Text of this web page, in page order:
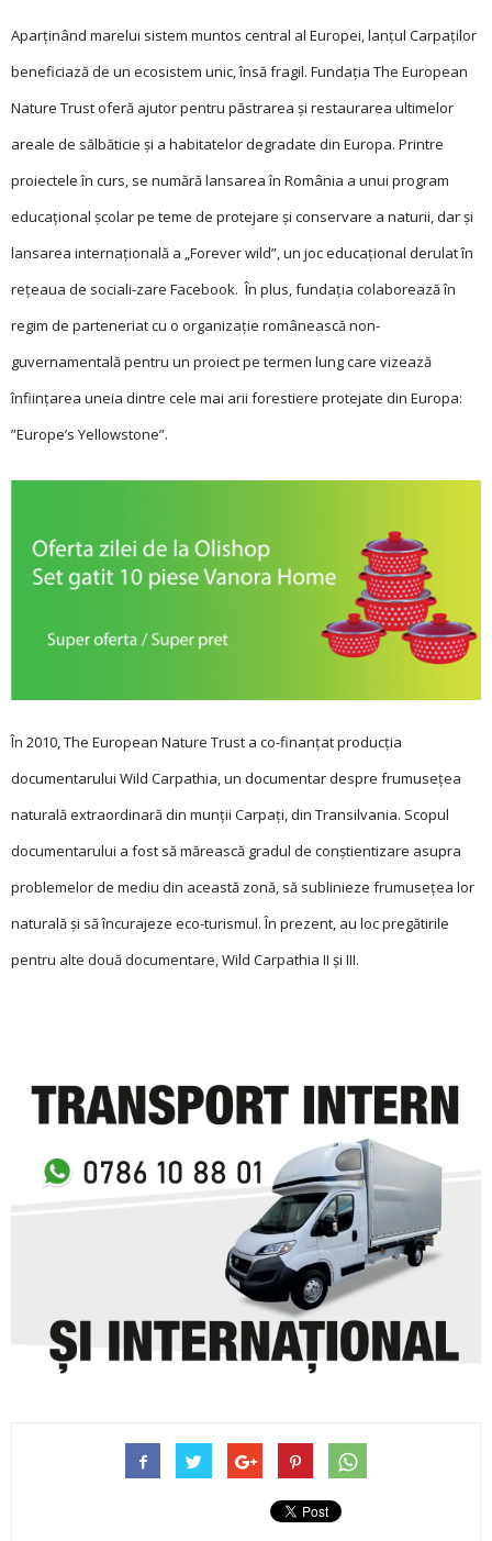
Aparţinând marelui sistem muntos central al Europei, lanţul Carpaţilor
beneficiază de un ecosistem unic, însă fragil. Fundaţia The European
Nature Trust oferă ajutor pentru păstrarea şi res­taurarea ultimelor
areale de sălbăticie şi a habitatelor degradate din Europa. Printre
proiectele în curs, se numără lansarea în România a unui program
educaţional şcolar pe teme de protejare şi conservare a naturii, dar şi
lansarea internaţională a „Forever wild”, un joc educaţional derulat în
reţeaua de sociali-zare Facebook. În plus, fundaţia colaborează în
regim de parteneriat cu o organizaţie românească non-
guvernamentală pentru un proiect pe termen lung care vizează
înfiinţarea uneia dintre cele mai arii forestiere protejate din Europa:
”Europe’s Yellowstone”.
În 2010, The European Nature Trust a co-finanţat producţia
documentarului Wild Carpathia, un documentar despre frumuseţea
naturală extraordinară din munţii Carpaţi, din Transilvania. Scopul
documentarului a fost să mărească gradul de conştientizare asupra
problemelor de mediu din această zonă, să sublinieze frumuseţea lor
naturală şi să încurajeze eco-turismul. În prezent, au loc pregătirile
pentru alte două documentare, Wild Carpathia II şi III.